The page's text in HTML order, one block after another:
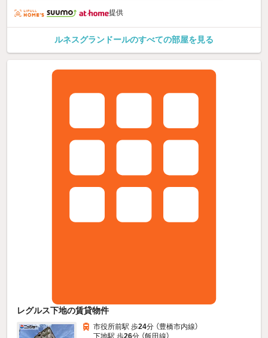
提供
ルネスグランドールのすべての部屋を見る
レグルス下地の賃貸物件
市役所前駅 歩24分 （豊橋市内線）
下地駅 歩26分 （飯田線）